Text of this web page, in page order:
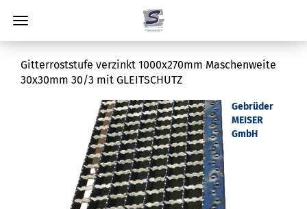
Gitterroststufe verzinkt 1000x270mm Maschenweite
30x30mm 30/3 mit GLEITSCHUTZ
Gebrüder
MEISER
GmbH